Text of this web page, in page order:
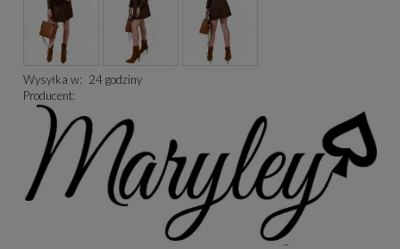
Wysyłka w: 24 godziny
Producent: